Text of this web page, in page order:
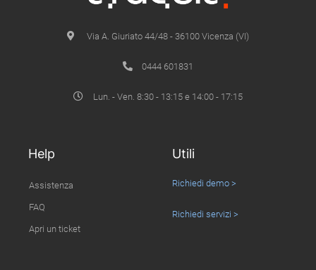
Via A. Giuriato 44/48 - 36100 Vicenza (VI)
0444 601831
Lun. - Ven. 8:30 - 13:15 e 14:00 - 17:15
Help
Assistenza
FAQ
Apri un ticket
Utili
Richiedi demo >
Richiedi servizi >